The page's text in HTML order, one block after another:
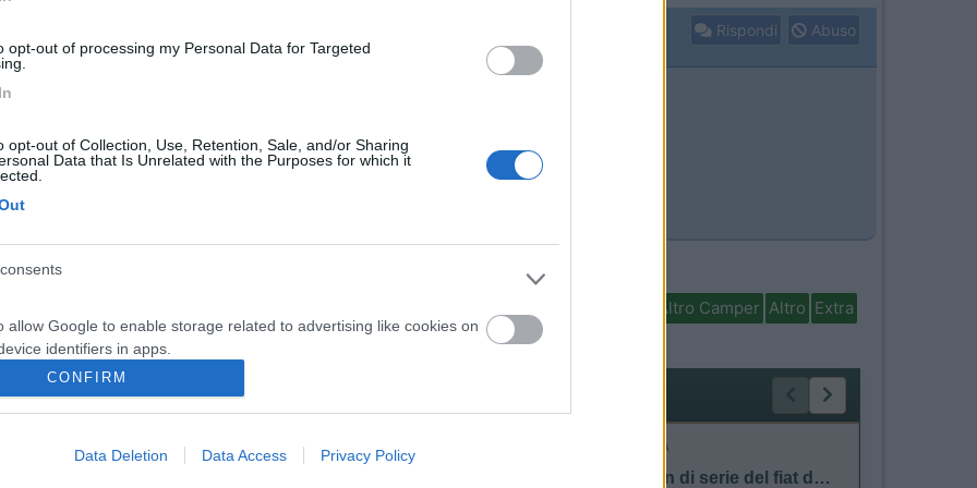
opt-out of processing my Personal Data for Targeted
opt-out of Collection, Use, Retention, Sale, and/or Sharing
Data that Is Unrelated with the Purposes for which it
allow Google to enable storage related to advertising like cookies on
identifiers in apps.
allow my user data to be sent to Google for online advertising
CONFIRM
Data Deletion Data Access Privacy Policy
Rispondi Abuso
camper!
Altro Camper Altro Extra
CELLULA ABITATIVA MECCANICA
Balestra non di serie del fiat ducato my24 140